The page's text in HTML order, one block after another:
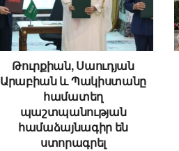
Թուրքիան, Սաուդյան
Արաբիան և Պակիստանը
համատեղ
պաշտպանության
համաձայնագիր են
ստորագրել